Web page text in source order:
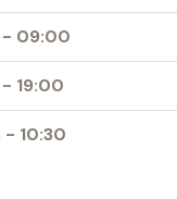
- 09:00
- 19:00
- 10:30